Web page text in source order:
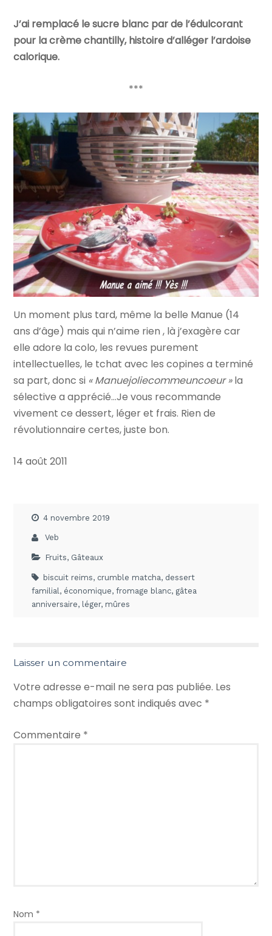
J’ai remplacé le sucre blanc par de l’édulcorant
pour la crème chantilly, histoire d’alléger l’ardoise
calorique.
***
Un moment plus tard, même la belle Manue (14
ans d’âge) mais qui n’aime rien , là j’exagère car
elle adore la colo, les revues purement
intellectuelles, le tchat avec les copines a terminé
sa part, donc si « Manuejoliecommeuncoeur »la
sélective a apprécié…Je vous recommande
vivement ce dessert, léger et frais. Rien de
révolutionnaire certes, juste bon.
14 août 2011
4 novembre 2019
Veb
Fruits, Gâteaux
biscuit reims, crumble matcha, dessert
familial , économique,fromage blanc, gâtea
anniversaire, léger, mûres
Laisser un commentaire
Votre adresse e-mail ne sera pas publiée. Les
champs obligatoires sont indiqués avec *
Commentaire *
Nom *